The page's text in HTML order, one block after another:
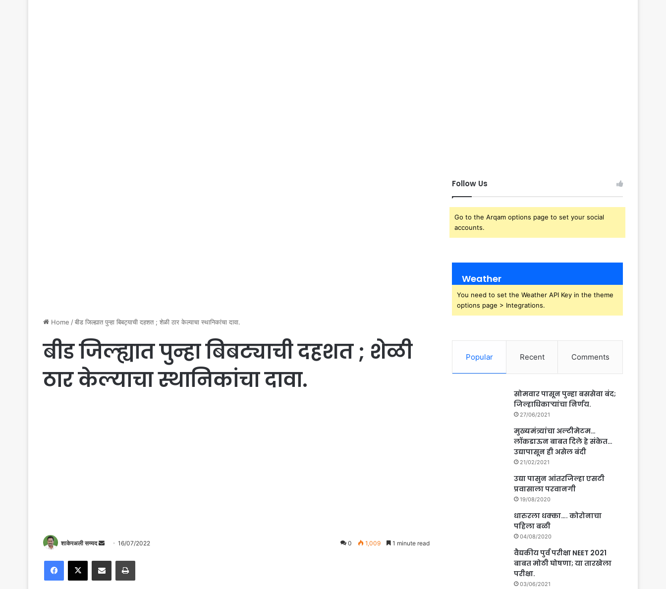
Home /बीड जिल्ह्यात पुन्हा बिबट्याची दहशत ; शेळी ठार केल्याचा स्थानिकांचा दावा.
बीड जिल्ह्यात पुन्हा बिबट्याची दहशत ; शेळी
ठार केल्याचा स्थानिकांचा दावा.
शाकेरअली सय्यद
Send
email
16/07/2022 0 1,009 1 minute read
Facebook
X Share via Email Print
Follow Us
Go to the Arqam options page to set your social
accounts.
Weather
You need to set the Weather API Key in the theme
options page > Integrations.
Popular Recent Comments
सोमवार पासून पुन्हा बससेवा बंद;
जिल्हाधिकाऱ्यांचा निर्णय.
27/06/2021
मुख्यमंत्र्यांचा अल्टीमेटम…
लॉकडाऊन बाबत दिले हे संकेत…
उद्यापासून ही असेल बंदी
21/02/2021
उद्या पासुन आंतरजिल्हा एसटी
प्रवासाला परवानगी
19/08/2020
धारुरला धक्का…. कोरोनाचा
पहिला बळी
04/08/2020
वैद्यकीय पुर्व परीक्षा NEET 2021
बाबत मोठी घोषणा; या तारखेला
परीक्षा.
03/06/2021